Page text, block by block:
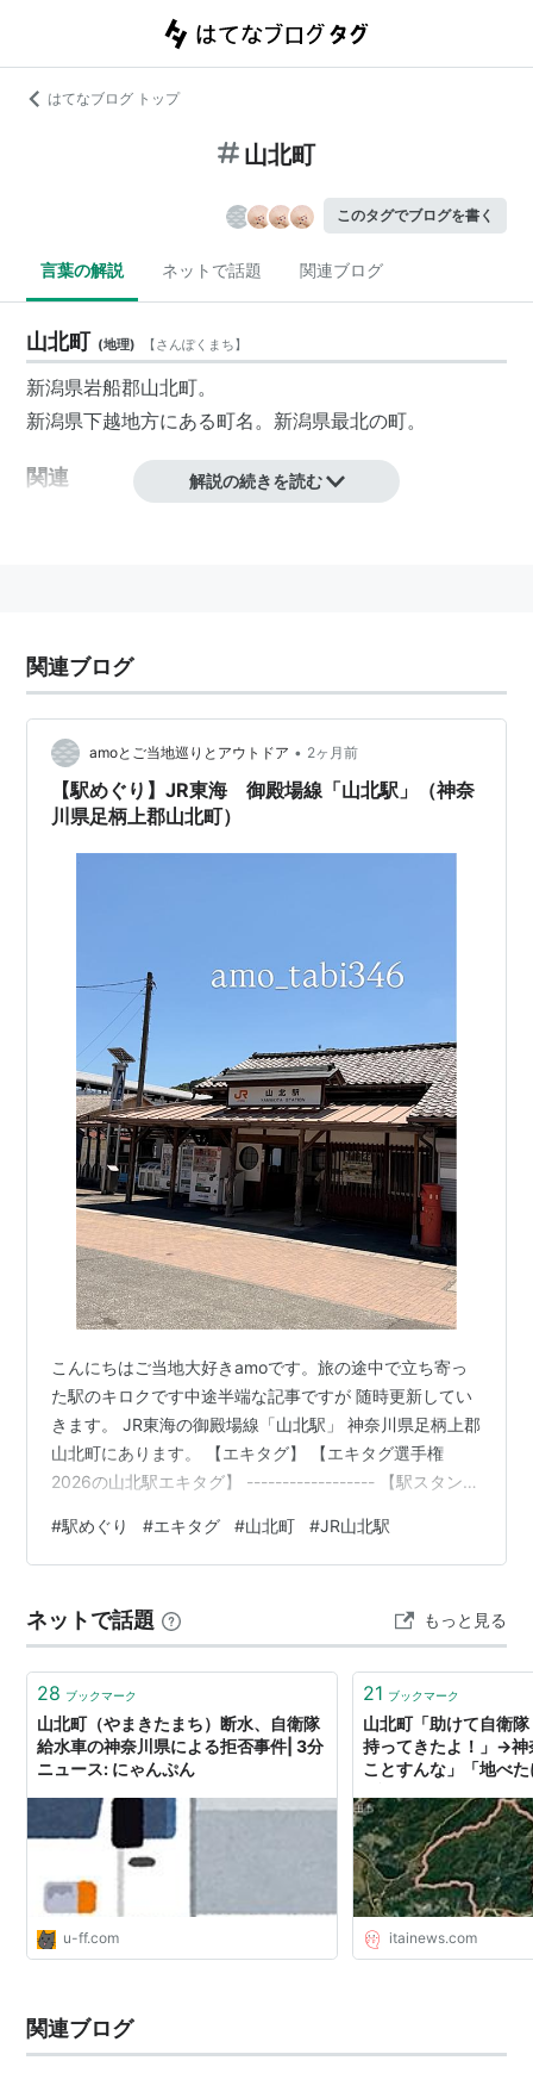
はてなブログ トップ
山北町
このタグでブログを書く
言葉の解説 ネットで話題 関連ブログ
山北町 (地理) 【さんぽくまち】
新潟県岩船郡山北町。
新潟県下越地方にある町名。新潟県最北の町。
関連
関連
丹沢、丹沢湖
解説の続きを読む
関連ブログ
amoとご当地巡りとアウトドア • 2ヶ月前
【駅めぐり】JR東海 御殿場線「山北駅」（神奈
川県足柄上郡山北町）
こんにちはご当地大好きamoです。旅の途中で立ち寄っ
た駅のキロクです中途半端な記事ですが 随時更新してい
きます。 JR東海の御殿場線「山北駅」 神奈川県足柄上郡
山北町にあります。 【エキタグ】 【エキタグ選手権
2026の山北駅エキタグ】 ------------------ 【駅スタン
ト】 『郵便差出箱1号』(丸型) 詳しくないんだけど珍しい
らしい。 ------------------ 駅前にこんなのが。。。 -----
あります。 そこでは山北町のご当地マンホールカードが
も…
#駅めぐり #エキタグ #山北町 #JR山北駅
ネットで話題 もっと見る
28 ブックマーク
山北町（やまきたまち）断水、自衛隊
給水車の神奈川県による拒否事件| 3分
ニュース: にゃんぷん
u-ff.com
21 ブックマーク
山北町「助けて自衛
持ってきたよ！」→神
ことすんな」「地べ
itainews.com
関連ブログ